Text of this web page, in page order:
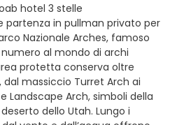
hotel 3 stelle
partenza in pullman privato per
Nazionale Arches, famoso
al mondo di archi
protetta conserva oltre
massiccio Turret Arch ai
Landscape Arch, simboli della
dello Utah. Lungo i